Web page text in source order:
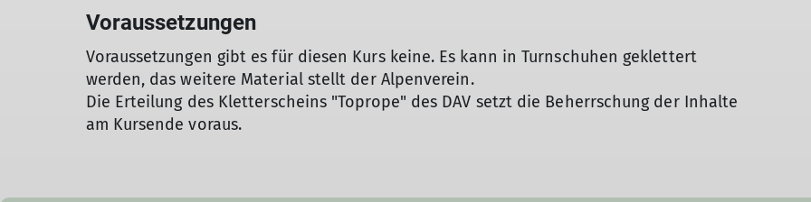
Voraussetzungen
Voraussetzungen gibt es für diesen Kurs keine. Es kann in Turnschuhen geklettert
werden, das weitere Material stellt der Alpenverein.
Die Erteilung des Kletterscheins "Toprope" des DAV setzt die Beherrschung der Inhalte
am Kursende voraus.